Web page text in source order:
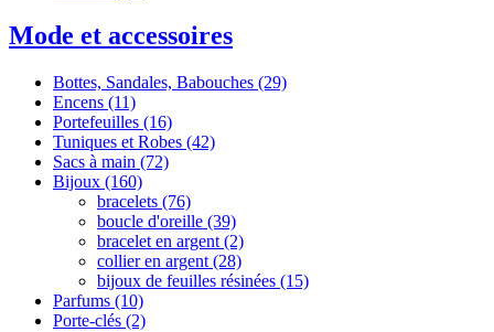
Mode et accessoires
Bottes, Sandales, Babouches (29)
Encens (11)
Portefeuilles (16)
Tuniques et Robes (42)
Sacs à main (72)
Bijoux (160)
bracelets (76)
boucle d'oreille (39)
bracelet en argent (2)
collier en argent (28)
bijoux de feuilles résinées (15)
Parfums (10)
Porte-clés (2)